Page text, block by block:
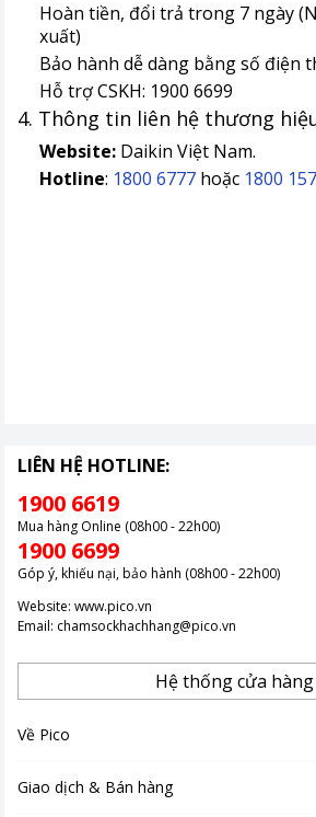
Hoàn tiền, đổi trả trong 7 ngày
xuất)
Bảo hành dễ dàng bằng số điện
Hỗ trợ CSKH: 1900 6699
4. Thông tin liên hệ thương
Website: Daikin Việt Nam.
Hotline: 1800 6777 hoặc 1800
LIÊN HỆ HOTLINE:
1900 6619
Mua hàng Online (08h00 - 22h00)
1900 6699
Góp ý, khiếu nại, bảo hành (08h00 - 22h00)
Website: www.pico.vn
Email: chamsockhachhang@pico.vn
Hệ thống cửa
Về Pico
Giao dịch & Bán hàng